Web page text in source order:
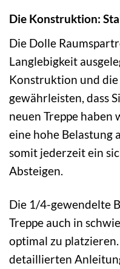
Die Konstruktion:
Die Dolle
Langlebigkeit
Konstruktion und
gewährleisten, dass
neuen Treppe haben
eine hohe Belastung
somit jederzeit ein
Absteigen.
Die 1/4-gewendelte
Treppe auch in
optimal zu
detaillierten